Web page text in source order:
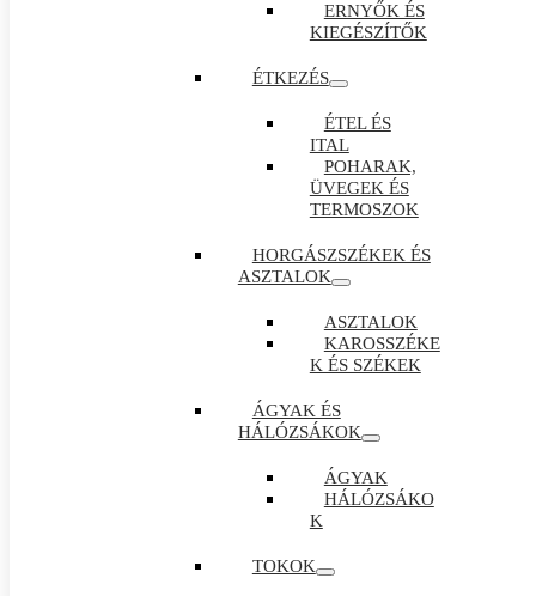
ERNYŐK ÉS
KIEGÉSZÍTŐK
ÉTKEZÉS
ÉTEL ÉS
ITAL
POHARAK,
ÜVEGEK ÉS
TERMOSZOK
HORGÁSZSZÉKEK ÉS
ASZTALOK
ASZTALOK
KAROSSZÉKE
K ÉS SZÉKEK
ÁGYAK ÉS
HÁLÓZSÁKOK
ÁGYAK
HÁLÓZSÁKO
K
TOKOK